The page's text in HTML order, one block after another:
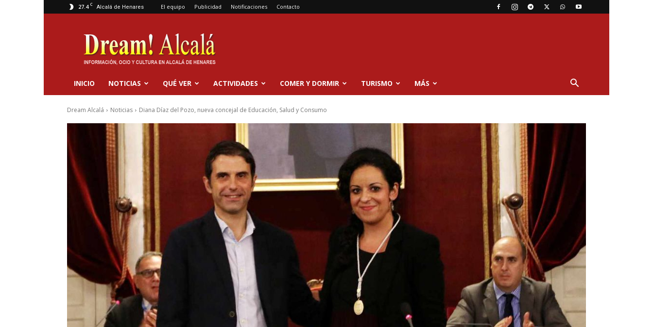
27.4 C Alcalá de Henares El equipo Publicidad Notificaciones Contacto
Dream
Alcalá
INICIO NOTICIAS QUÉ VER ACTIVIDADES COMER Y DORMIR TURISMO MÁS
Dream Alcalá Noticias Diana Díaz del Pozo, nueva concejal de Educación, Salud y Consumo